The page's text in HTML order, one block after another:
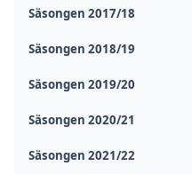
Säsongen 2017/18
Säsongen 2018/19
Säsongen 2019/20
Säsongen 2020/21
Säsongen 2021/22